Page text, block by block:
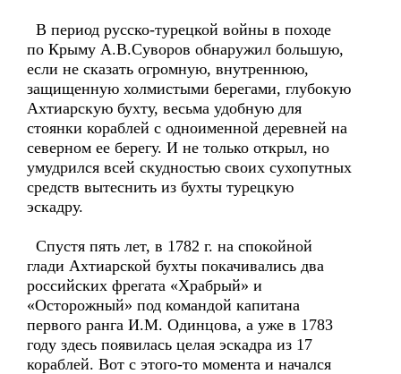
В период русско-турецкой войны в походе
по Крыму А.В.Суворов обнаружил большую,
если не сказать огромную, внутреннюю,
защищенную холмистыми берегами, глубокую
Ахтиарскую бухту, весьма удобную для
стоянки кораблей с одноименной деревней на
северном ее берегу. И не только открыл, но
умудрился всей скудностью своих сухопутных
средств вытеснить из бухты турецкую
эскадру.
Спустя пять лет, в 1782 г. на спокойной
глади Ахтиарской бухты покачивались два
российских фрегата «Храбрый» и
«Осторожный» под командой капитана
первого ранга И.М. Одинцова, а уже в 1783
году здесь появилась целая эскадра из 17
кораблей. Вот с этого-то момента и начался